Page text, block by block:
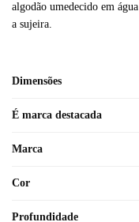
algodão umedecido em
a sujeira.
Dimensões
É marca destacada
Marca
Cor
Profundidade